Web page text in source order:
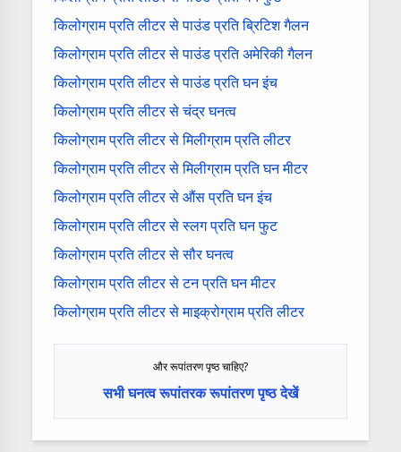
किलोग्राम प्रति लीटर से पाउंड प्रति ब्रिटिश गैलन
किलोग्राम प्रति लीटर से पाउंड प्रति अमेरिकी गैलन
किलोग्राम प्रति लीटर से पाउंड प्रति घन इंच
किलोग्राम प्रति लीटर से चंद्र घनत्व
किलोग्राम प्रति लीटर से मिलीग्राम प्रति लीटर
किलोग्राम प्रति लीटर से मिलीग्राम प्रति घन मीटर
किलोग्राम प्रति लीटर से औंस प्रति घन इंच
किलोग्राम प्रति लीटर से स्लग प्रति घन फुट
किलोग्राम प्रति लीटर से सौर घनत्व
किलोग्राम प्रति लीटर से टन प्रति घन मीटर
किलोग्राम प्रति लीटर से माइक्रोग्राम प्रति लीटर
और रूपांतरण पृष्ठ चाहिए?
सभी घनत्व रूपांतरक रूपांतरण पृष्ठ देखें